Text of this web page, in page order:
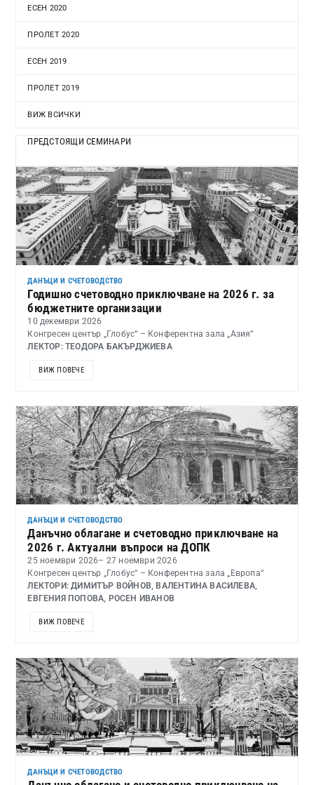
ЕСЕН 2020
ПРОЛЕТ 2020
ЕСЕН 2019
ПРОЛЕТ 2019
ВИЖ ВСИЧКИ
ПРЕДСТОЯЩИ СЕМИНАРИ
ДАНЪЦИ И СЧЕТОВОДСТВО
Годишно счетоводно приключване на 2026 г. за
бюджетните организации
10 декември 2026
Конгресен център „Глобус“ – Конферентна зала „Азия“
ЛЕКТОР: ТЕОДОРА БАКЪРДЖИЕВА
ВИЖ ПОВЕЧЕ
ДАНЪЦИ И СЧЕТОВОДСТВО
Данъчно облагане и счетоводно приключване на
2026 г. Актуални въпроси на ДОПК
25 ноември 2026– 27 ноември 2026
Конгресен център „Глобус“ – Конферентна зала „Европа“
ЛЕКТОРИ: ДИМИТЪР ВОЙНОВ, ВАЛЕНТИНА ВАСИЛЕВА,
ЕВГЕНИЯ ПОПОВА, РОСЕН ИВАНОВ
ВИЖ ПОВЕЧЕ
ДАНЪЦИ И СЧЕТОВОДСТВО